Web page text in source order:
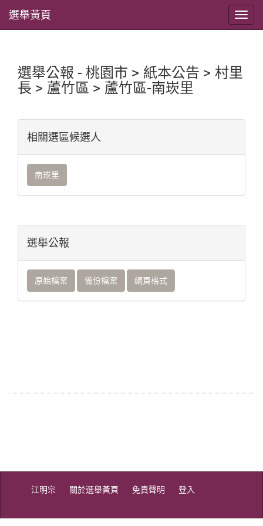
選舉黃頁
選舉公報 - 桃園市 > 紙本公告 > 村里
長 > 蘆竹區 > 蘆竹區-南崁里
相關選區候選人
南崁里
選舉公報
原始檔案 備份檔案 網頁格式
江明宗 關於選舉黃頁 免責聲明 登入